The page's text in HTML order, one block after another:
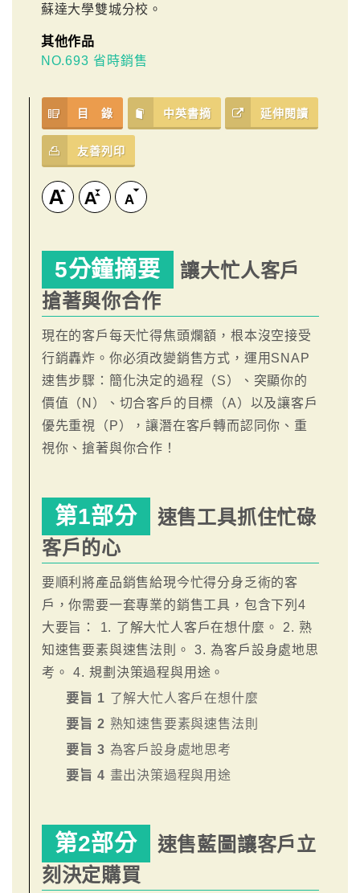
蘇達大學雙城分校。
其他作品
NO.693 省時銷售
目 錄 中英書摘 延伸閱讀
友善列印
5分鐘摘要
讓大忙人客戶
搶著與你合作
現在的客戶每天忙得焦頭爛額，根本沒空接受
行銷轟炸。你必須改變銷售方式，運用SNAP
速售步驟：簡化決定的過程（S）、突顯你的
價值（N）、切合客戶的目標（A）以及讓客戶
優先重視（P），讓潛在客戶轉而認同你、重
視你、搶著與你合作！
第1部分
速售工具抓住忙碌
客戶的心
要順利將產品銷售給現今忙得分身乏術的客
戶，你需要一套專業的銷售工具，包含下列4
大要旨： 1. 了解大忙人客戶在想什麼。 2. 熟
知速售要素與速售法則。 3. 為客戶設身處地思
考。 4. 規劃決策過程與用途。
要旨 1 了解大忙人客戶在想什麼
要旨 2 熟知速售要素與速售法則
要旨 3 為客戶設身處地思考
要旨 4 畫出決策過程與用途
第2部分
速售藍圖讓客戶立
刻決定購買